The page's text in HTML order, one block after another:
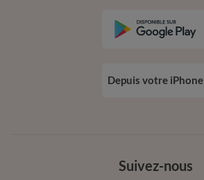
Suivez-nous
Depuis votre iPhone